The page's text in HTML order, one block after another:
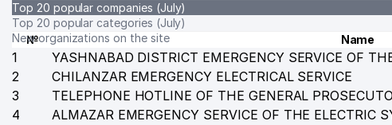
Top 20 popular companies (July)
Top 20 popular categories (July)
New organizations on the site
№ Name
1 YASHNABAD DISTRICT EMERGENCY SERVICE OF
2
CHILANZAR EMERGENCY ELECTRICAL SERVICE
3
TELEPHONE HOTLINE OF THE GENERAL
4
ALMAZAR EMERGENCY SERVICE OF THE ELECTRIC